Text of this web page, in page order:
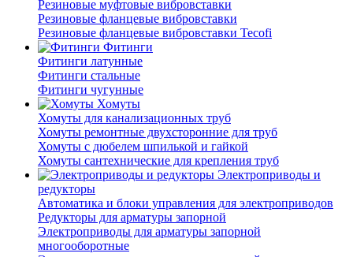
Резиновые муфтовые вибровставки
Резиновые фланцевые вибровставки
Резиновые фланцевые вибровставки Tecofi
Фитинги
Фитинги латунные
Фитинги стальные
Фитинги чугунные
Хомуты
Хомуты для канализационных труб
Хомуты ремонтные двухсторонние для труб
Хомуты с дюбелем шпилькой и гайкой
Хомуты сантехнические для крепления труб
Электроприводы и
редукторы
Автоматика и блоки управления для электроприводов
Редукторы для арматуры запорной
Электроприводы для арматуры запорной
многооборотные